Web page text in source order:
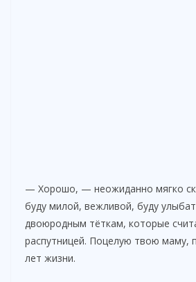
— Хорошо, — неожиданно мягко
буду милой, вежливой, буду
двоюродным тёткам, которые
распутницей. Поцелую твою маму,
лет жизни.